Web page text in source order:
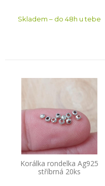
Skladem – do 48h u tebe
Korálka rondelka Ag925
stříbrná 20ks